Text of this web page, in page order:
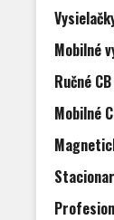
Mobilné
Ručné
Mobilné